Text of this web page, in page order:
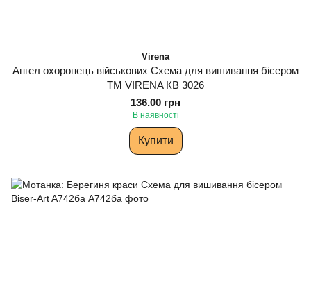
Virena
Ангел охоронець військових Схема для вишивання бісером
ТМ VIRENA КВ 3026
136.00 грн
В наявності
Купити